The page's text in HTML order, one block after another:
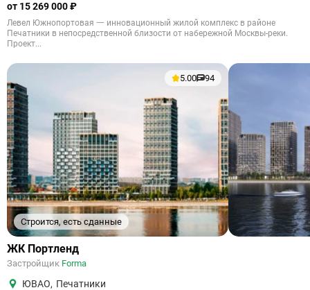
от 15 269 000 ₽
Левел Южнопортовая 一 инновационный жилой комплекс в районе
Печатники в непосредственной близости от набережной Москвы-реки.
Проект...
Строится, есть сданные
5.00 94
ЖК Портленд
Застройщик Forma
ЮВАО, Печатники